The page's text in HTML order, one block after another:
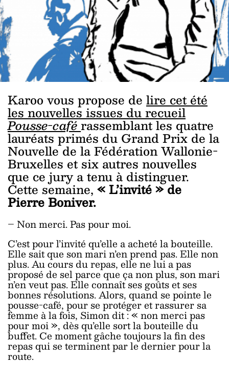
Karoo vous propose de lire cet été
les nouvelles issues du recueil
Pousse-caférassemblant les quatre
lauréats primés du Grand Prix de la
Nouvelle de la Fédération Wallonie-
Bruxelles et six autres nouvelles
que ce jury a tenu à distinguer.
Cette semaine, « L’invité » de
Pierre Boniver.
– Non merci. Pas pour moi.
C’est pour l’invité qu’elle a acheté la bouteille.
Elle sait que son mari n’en prend pas. Elle non
plus. Au cours du repas, elle ne lui a pas
proposé de sel parce que ça non plus, son mari
n’en veut pas. Elle connaît ses goûts et ses
bonnes résolutions. Alors, quand se pointe le
pousse-café, pour se protéger et rassurer sa
femme à la fois, Simon dit : « non merci pas
pour moi », dès qu’elle sort la bouteille du
buffet. Ce moment gâche toujours la fin des
repas qui se terminent par le dernier pour la
route.